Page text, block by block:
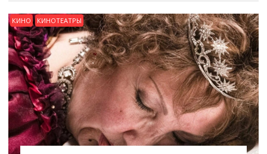
КИНО КИНОТЕАТРЫ